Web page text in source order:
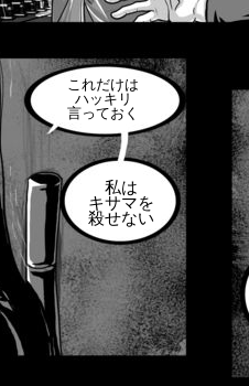
これだけは
ハッキリ
言っておく
私は
キサマを
殺せない